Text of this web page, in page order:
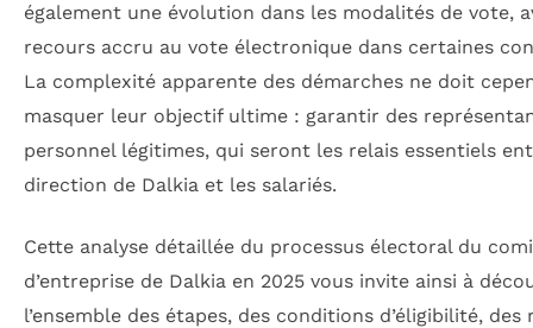
également une évolution dans les modalités de vote,
recours accru au vote électronique dans certaines
La complexité apparente des démarches ne doit
masquer leur objectif ultime : garantir des
personnel légitimes, qui seront les relais essentiels
direction de Dalkia et les salariés.
Cette analyse détaillée du processus électoral du
d’entreprise de Dalkia en 2025 vous invite ainsi à
l’ensemble des étapes, des conditions d’éligibilité, des